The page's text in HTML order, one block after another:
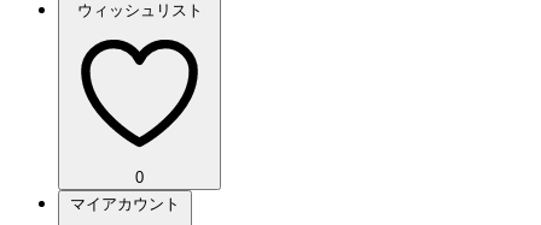
ウィッシュリスト
0
マイアカウント